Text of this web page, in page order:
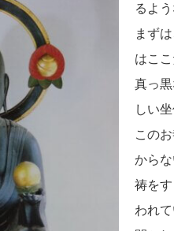
るよ
まずは
はここ
真っ
しい坐
この
から
祷を
われ